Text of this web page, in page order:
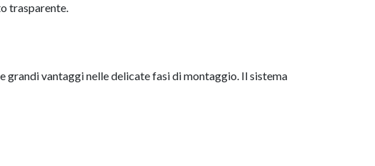
trasparente.
grandi vantaggi nelle delicate fasi di montaggio. Il sistema